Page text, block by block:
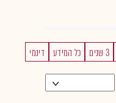
3 שנים כל המידע דינמי